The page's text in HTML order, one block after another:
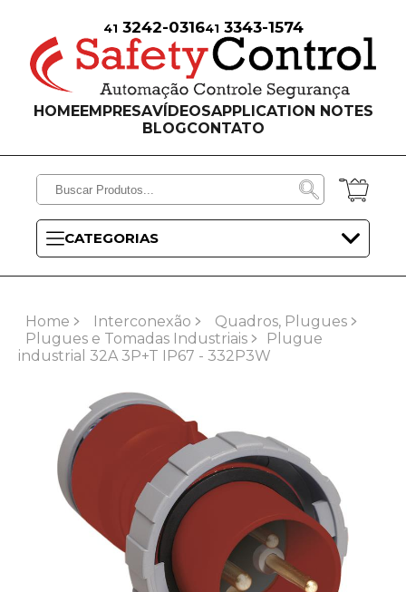
41 3242-031641 3343-1574
HOMEEMPRESAVÍDEOSAPPLICATION NOTES
BLOGCONTATO
CATEGORIAS
Home Interconexão
Quadros, Plugues
Plugues e Tomadas Industriais
Plugue
industrial 32A 3P+T IP67 - 332P3W